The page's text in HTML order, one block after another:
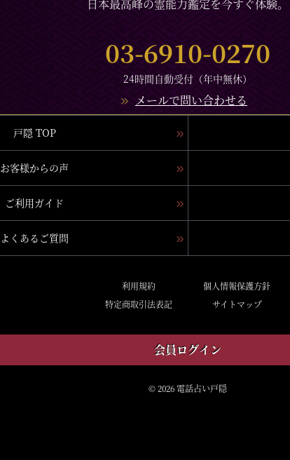
日本最高峰の霊能力鑑定を今すぐ体験。
03-6910-0270
24時間自動受付（年中無休）
メールで問い合わせる
戸隠 TOP
お客様からの声
ご利用ガイド
よくあるご質問
利用規約
特定商取引法表記
個人情報保護方針
サイトマップ
会員ログイン
© 2026 電話占い戸隠